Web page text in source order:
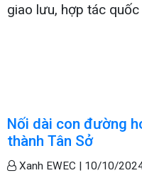
giao lưu, hợp tác quốc
Nối dài con đường
thành Tân Sở
Xanh EWEC | 10/10/